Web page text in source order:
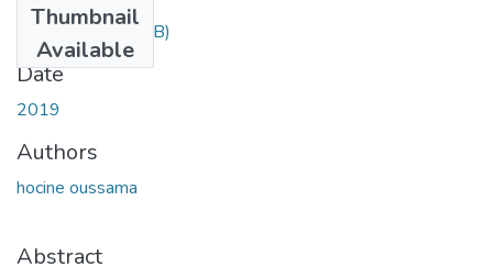
Thumbnail
Available
Hocine.pdf(4.9 MB)
Date
2019
Authors
hocine oussama
Abstract